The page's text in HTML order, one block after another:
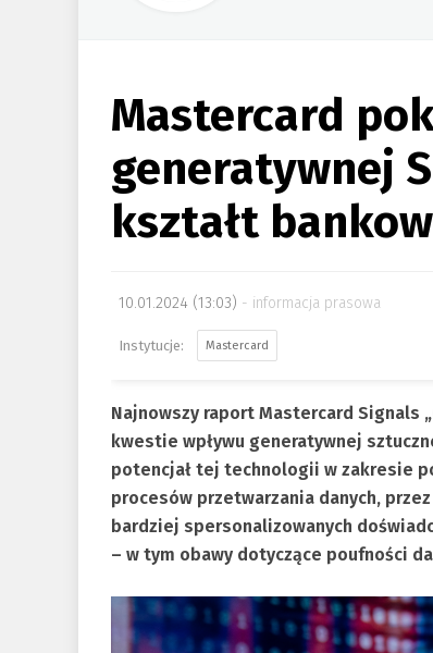
Mastercard
generatywnej
kształt
10.01.2024 (13:03) informacja prasowa
Mastercard
Najnowszy raport Mastercard Signals
kwestie wpływu generatywnej
potencjał tej technologii w zakresie
procesów przetwarzania danych,
bardziej spersonalizowanych
– w tym obawy dotyczące poufności